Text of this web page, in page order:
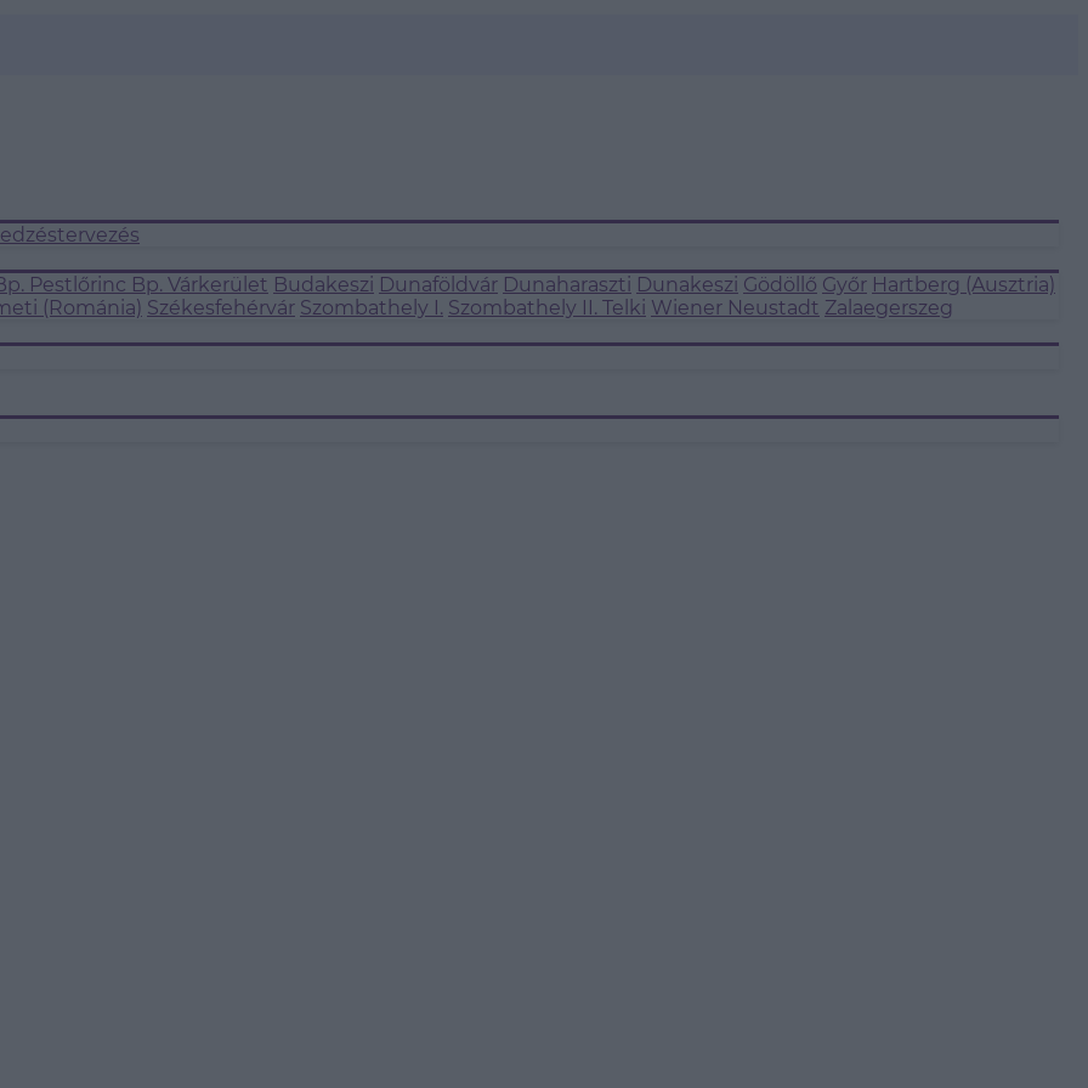
Pestlőrinc Bp. Várkerület Budakeszi Dunaföldvár Dunaharaszti Dunakeszi Gödöllő Győr Hartberg (Ausztria)
(Románia) Székesfehérvár Szombathely I. Szombathely II. Telki Wiener Neustadt Zalaegerszeg